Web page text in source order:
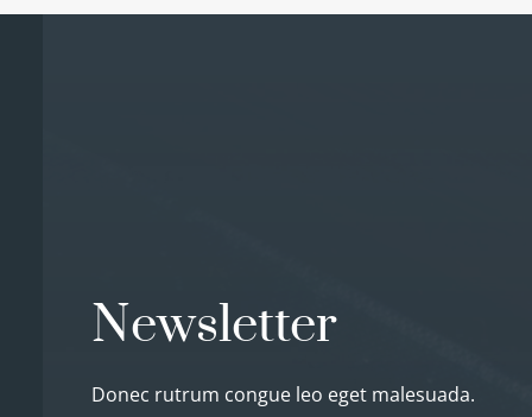
Newsletter
Donec rutrum congue leo eget malesuada.